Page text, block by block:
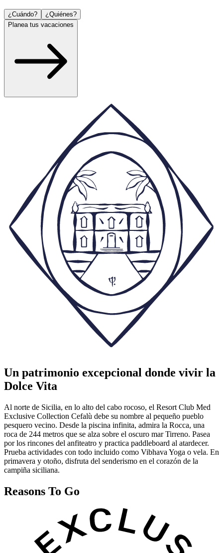
¿Cuándo?
¿Quiénes?
Planea tus vacaciones
Un patrimonio excepcional donde vivir la
Dolce Vita
Al norte de Sicilia, en lo alto del cabo rocoso, el Resort Club Med
Exclusive Collection Cefalù debe su nombre al pequeño pueblo
pesquero vecino. Desde la piscina infinita, admira la Rocca, una
roca de 244 metros que se alza sobre el oscuro mar Tirreno. Pasea
por los rincones del anfiteatro y practica paddleboard al atardecer.
Prueba actividades con todo incluido como Vibhava Yoga o vela. En
primavera y otoño, disfruta del senderismo en el corazón de la
campiña siciliana.
Reasons To Go